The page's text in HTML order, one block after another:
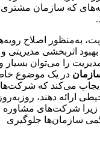
که سازمان مشتری
به‌منظور اصلاح
اثربخشی مدیریتی و
را می‌توان بسیار
در یک موضوع
می‌کند که شرکت‌ها
ارائه دهند،
زیرا شرکت‌های مشاوره
سازمان‌ها جلوگیری